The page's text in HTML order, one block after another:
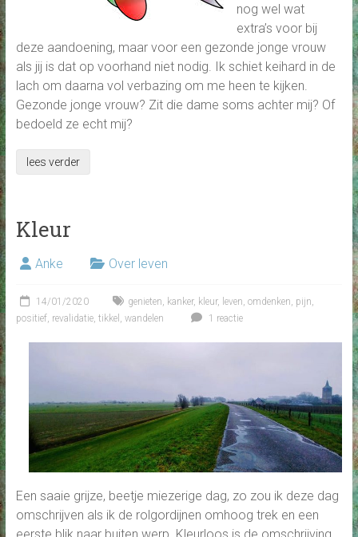
nog wel wat
extra’s voor bij
deze aandoening, maar voor een gezonde jonge vrouw
als jij is dat op voorhand niet nodig. Ik schiet keihard in de
lach om daarna vol verbazing om me heen te kijken.
Gezonde jonge vrouw? Zit die dame soms achter mij? Of
bedoeld ze echt mij?
lees verder
Kleur
Anke Over leven
14/01/2020 genieten kanker, kleur, leven omdenken pijn
positief, revalidatie, tikkel wandelen 1 reactie
Een saaie grijze, beetje miezerige dag, zo zou ik deze dag
omschrijven als ik de rolgordijnen omhoog trek en een